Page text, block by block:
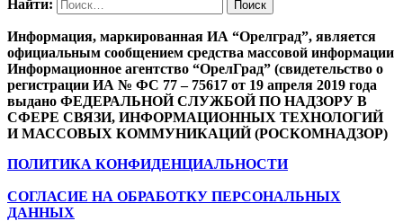
Найти:
Информация, маркированная ИА “Орелград”, является
официальным сообщением средства массовой информации
Информационное агентство “ОрелГрад” (свидетельство о
регистрации ИА № ФС 77 – 75617 от 19 апреля 2019 года
выдано ФЕДЕРАЛЬНОЙ СЛУЖБОЙ ПО НАДЗОРУ В
СФЕРЕ СВЯЗИ, ИНФОРМАЦИОННЫХ ТЕХНОЛОГИЙ
И МАССОВЫХ КОММУНИКАЦИЙ (РОСКОМНАДЗОР)
ПОЛИТИКА КОНФИДЕНЦИАЛЬНОСТИ
СОГЛАСИЕ НА ОБРАБОТКУ ПЕРСОНАЛЬНЫХ
ДАННЫХ